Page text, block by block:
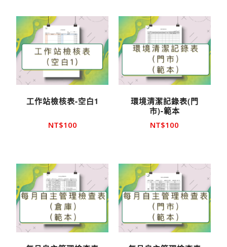
工作站檢核表-空白1
NT$100
環境清潔記錄表(門
市)-範本
NT$100